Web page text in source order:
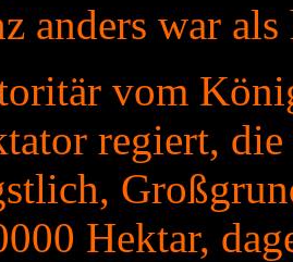
anders war als
vom
regiert, die
Hektar,